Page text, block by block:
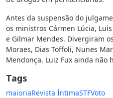
Antes da suspensão do
os ministros Cármen Lúcia,
e Gilmar Mendes. Divergiram
Moraes, Dias Toffoli, Nunes
Mendonça. Luiz Fux ainda não
Tags
maioriaRevista ÍntimaSTFVoto